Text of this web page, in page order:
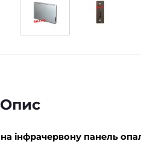
Опис
на інфрачервону панель